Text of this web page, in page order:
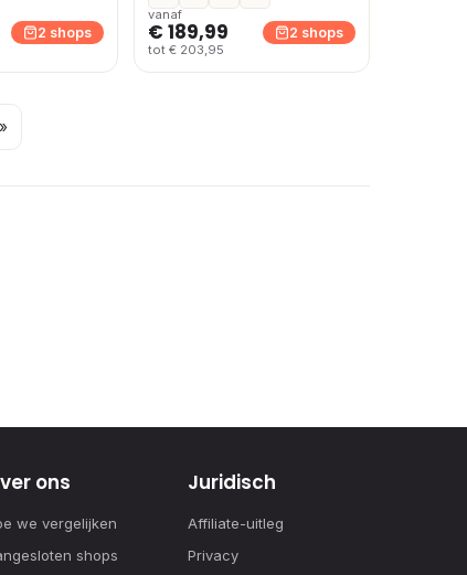
2 shops
vanaf
€ 189,99
tot € 203,95
2 shops
ons
we vergelijken
shops
Juridisch
Affiliate-uitleg
Privacy